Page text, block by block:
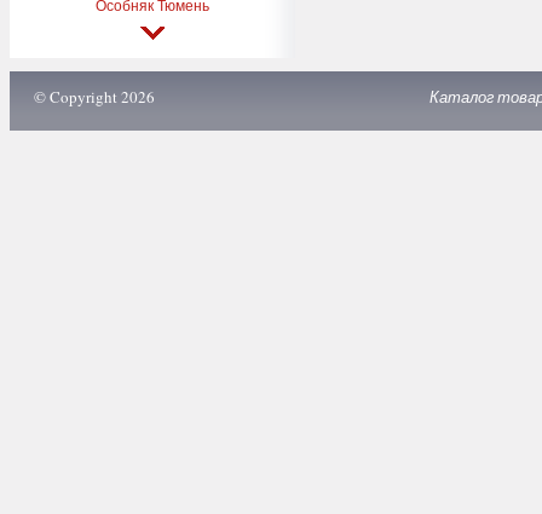
Особняк Тюмень
© Copyright 2026 Каталог